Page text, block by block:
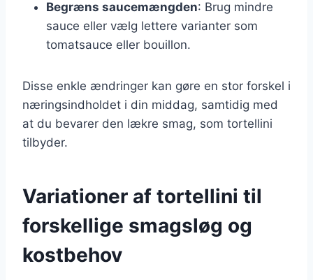
Begræns saucemængden: Brug mindre
sauce eller vælg lettere varianter som
tomatsauce eller bouillon.
Disse enkle ændringer kan gøre en stor forskel i
næringsindholdet i din middag, samtidig med
at du bevarer den lækre smag, som tortellini
tilbyder.
Variationer af tortellini til
forskellige smagsløg og
kostbehov